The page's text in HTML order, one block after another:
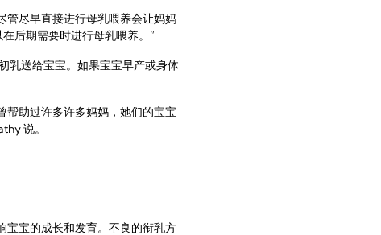
管尽早直接进行母乳喂养会让妈妈
后期需要时进行母乳喂养。”
乳送给宝宝。如果宝宝早产或身体
帮助过许多许多妈妈，她们的宝宝
说。
宝宝的成长和发育。不良的衔乳方